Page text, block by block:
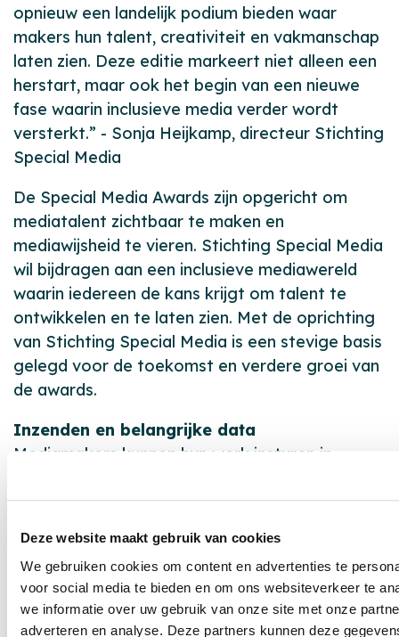
Deze website maakt gebruik van cookies
We gebruiken cookies om content en advertenties te
voor social media te bieden en om ons websiteverkeer te
we informatie over uw gebruik van onze site met onze
adverteren en analyse. Deze partners kunnen deze
opnieuw een landelijk podium bieden waar
makers hun talent, creativiteit en vakmanschap
laten zien. Deze editie markeert niet alleen een
herstart, maar ook het begin van een nieuwe
fase waarin inclusieve media verder wordt
versterkt.” - Sonja Heijkamp, directeur Stichting
Special Media
De Special Media Awards zijn opgericht om
mediatalent zichtbaar te maken en
mediawijsheid te vieren. Stichting Special Media
wil bijdragen aan een inclusieve mediawereld
waarin iedereen de kans krijgt om talent te
ontwikkelen en te laten zien. Met de oprichting
van Stichting Special Media is een stevige basis
gelegd voor de toekomst en verdere groei van
de awards.
Inzenden en belangrijke data
Mediamakers kunnen hun werk insturen in
media, fotografie, video, podcasts en andere
worden bekendgemaakt op basis van de
beoordeling door een vakjury. Met de editie van
2026 hoopt de organisatie veel inzendingen te
ontvangen, zodat nog meer makers een